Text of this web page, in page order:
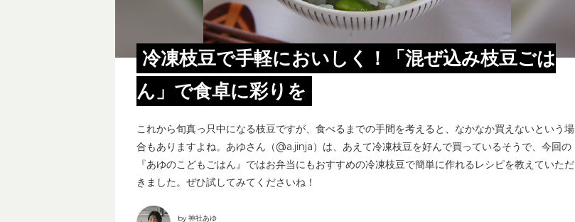
冷凍枝豆で手軽においしく！「混ぜ込み枝豆ごは
ん」で食卓に彩りを
これから旬真っ只中になる枝豆ですが、食べるまでの手間を考えると、なかなか買えないという場
合もありますよね。あゆさん（@a.jinja）は、あえて冷凍枝豆を好んで買っているそうで、今回の
『あゆのこどもごはん』ではお弁当にもおすすめの冷凍枝豆で簡単に作れるレシピを教えていただ
きました。ぜひ試してみてくださいね！
by 神社あゆ